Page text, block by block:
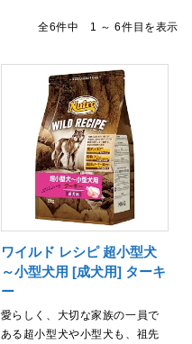
全6件中 1 ～ 6件目を表示
ワイルド レシピ 超小型犬
～小型犬用 [成犬用] ターキ
ー
愛らしく、大切な家族の一員で
ある超小型犬や小型犬も、祖先